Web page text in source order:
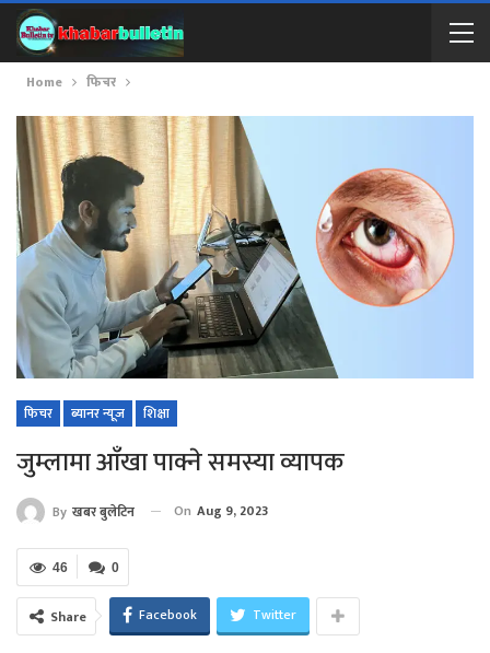
Home फिचर
फिचर ब्यानर न्यूज शिक्षा
जुम्लामा आँखा पाक्ने समस्या व्यापक
By खबर बुलेटिन On Aug 9, 2023
0
46
Share Facebook Twitter